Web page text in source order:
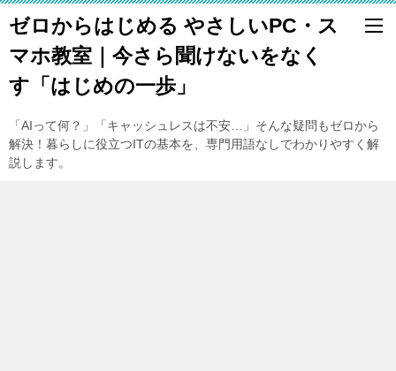
ゼロからはじめる やさしいPC・ス
マホ教室｜今さら聞けないをなく
す「はじめの一歩」
「AIって何？」「キャッシュレスは不安…」そんな疑問もゼロから
解決！暮らしに役立つITの基本を、専門用語なしでわかりやすく解
説します。